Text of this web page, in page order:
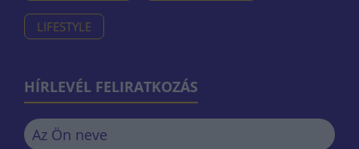
LIFESTYLE
HÍRLEVÉL FELIRATKOZÁS